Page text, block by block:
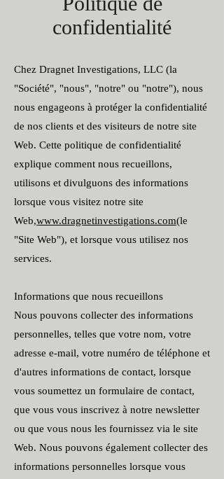
confidentialité
Chez Dragnet Investigations, LLC (la
"Société", "nous", "notre" ou "notre"), nous
nous engageons à protéger la confidentialité
de nos clients et des visiteurs de notre site
Web. Cette politique de confidentialité
explique comment nous recueillons,
utilisons et divulguons des informations
lorsque vous visitez notre site
Web,www.dragnetinvestigations.com(le
"Site Web"), et lorsque vous utilisez nos
services.
Informations que nous recueillons
Nous pouvons collecter des informations
personnelles, telles que votre nom, votre
adresse e-mail, votre numéro de téléphone et
d'autres informations de contact, lorsque
vous soumettez un formulaire de contact,
que vous vous inscrivez à notre newsletter
ou que vous nous les fournissez via le site
Web. Nous pouvons également collecter des
informations personnelles lorsque vous